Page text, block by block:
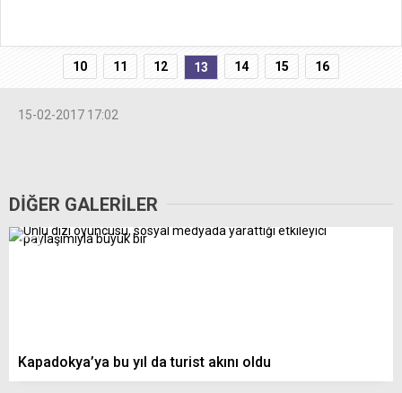
10 11 12 13 14 15 16
15-02-2017 17:02
DİĞER GALERİLER
Kapadokya’ya bu yıl da turist akını oldu